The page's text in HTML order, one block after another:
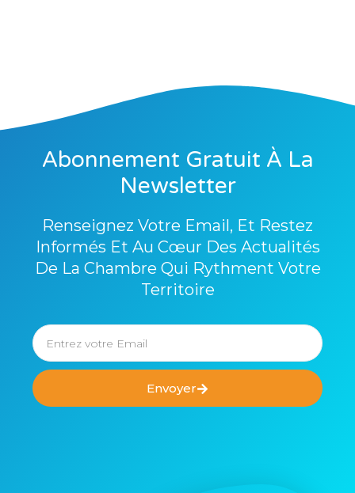
Abonnement Gratuit À La
Newsletter
Renseignez Votre Email, Et Restez
Informés Et Au Cœur Des Actualités
De La Chambre Qui Rythment Votre
Territoire
Envoyer